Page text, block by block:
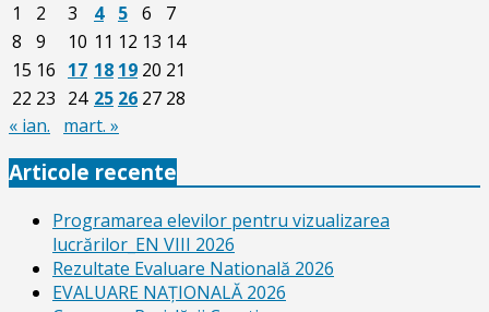
1
2 3 4 5 6
7
8
9 10 11 12 13 14
15 16 17 18 19 20 21
22 23 24 25 26 27 28
« ian.
mart. »
Articole recente
Programarea elevilor pentru vizualizarea
lucrărilor_EN VIII 2026
Rezultate Evaluare Natională 2026
EVALUARE NAŢIONALĂ 2026